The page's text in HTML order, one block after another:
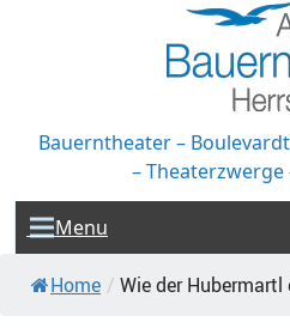
Bauerntheater –
–
Menu
Home / Wie der Hubermartl